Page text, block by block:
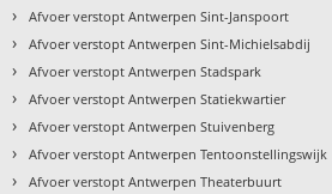
› Afvoer verstopt Antwerpen Sint-Janspoort
› Afvoer verstopt Antwerpen Sint-Michielsabdij
› Afvoer verstopt Antwerpen Stadspark
› Afvoer verstopt Antwerpen Statiekwartier
› Afvoer verstopt Antwerpen Stuivenberg
› Afvoer verstopt Antwerpen Tentoonstellingswijk
› Afvoer verstopt Antwerpen Theaterbuurt